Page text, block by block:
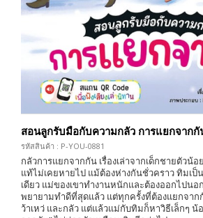
สอนลูกรับมือกับความกลัว การแยกจากกั
รหัสสินค้า : P-YOU-0881
กลัวการแยกจากกัน เรื่องเล่าจากเด็กชายตัวน้อ
แท้ไม่เคยหายไป แม้ต้องห่างกันชั่วคราว ทิมเป็
เดียว แม่ของเขาทำงานหนักและต้องออกไปน
พยายามทำดีที่สุดแล้ว แต่ทุกครั้งที่ต้องแยกจาก
ว้าเหว่ และกลัว แต่แล้วแม่กับทิมก็หาวิธีเล็กๆ น้